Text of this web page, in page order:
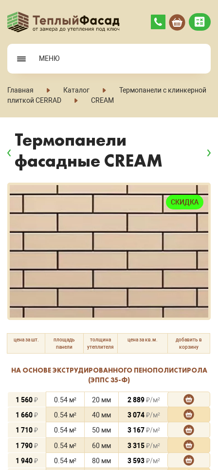
МЕНЮ
Главная Каталог
Термопанели с клинкерной
плиткой CERRAD
CREAM
Термопанели
фасадные CREAM
СКИДКА
цена за шт.
площадь
панели
толщина
утеплителя
цена за кв.м.
добавить в
корзину
НА ОСНОВЕ ЭКСТРУДИРОВАННОГО ПЕНОПОЛИСТИРОЛА
(ЭППС 35-Ф)
1 560₽ 0.54 м² 20 мм 2 889₽/м²
1 660₽ 0.54 м² 40 мм 3 074₽/м²
1 710₽ 0.54 м² 50 мм 3 167₽/м²
1 790₽ 0.54 м² 60 мм 3 315₽/м²
1 940₽ 0.54 м² 80 мм 3 593₽/м²